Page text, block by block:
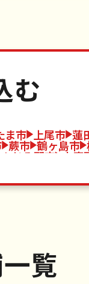
む
ま市 上尾市 蓮
蕨市 鶴ヶ島市
ふじみ野市 小鹿
覧